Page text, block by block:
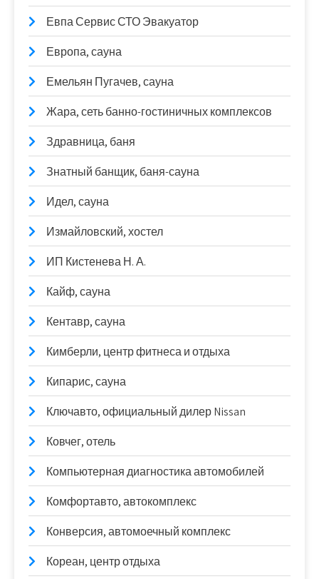
Евпа Сервис СТО Эвакуатор
Европа, сауна
Емельян Пугачев, сауна
Жара, сеть банно-гостиничных комплексов
Здравница, баня
Знатный банщик, баня-сауна
Идел, сауна
Измайловский, хостел
ИП Кистенева Н. А.
Кайф, сауна
Кентавр, сауна
Кимберли, центр фитнеса и отдыха
Кипарис, сауна
Ключавто, официальный дилер Nissan
Ковчег, отель
Компьютерная диагностика автомобилей
Комфортавто, автокомплекс
Конверсия, автомоечный комплекс
Кореан, центр отдыха